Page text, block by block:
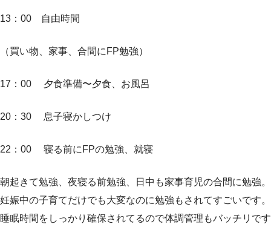
13：00 自由時間
（買い物、家事、合間にFP勉強）
17：00 夕食準備〜夕食、お風呂
20：30 息子寝かしつけ
22：00 寝る前にFPの勉強、就寝
朝起きて勉強、夜寝る前勉強、日中も家事育児の合間に勉強。
妊娠中の子育てだけでも大変なのに勉強もされてすごいです。
睡眠時間をしっかり確保されてるので体調管理もバッチリです